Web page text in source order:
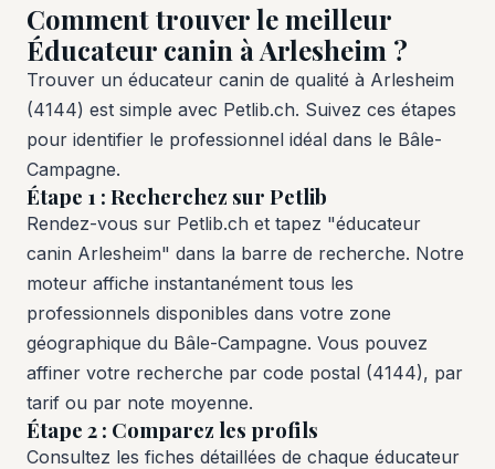
Comment trouver le meilleur
Éducateur canin à Arlesheim ?
Trouver un éducateur canin de qualité à Arlesheim
(4144) est simple avec Petlib.ch. Suivez ces étapes
pour identifier le professionnel idéal dans le Bâle-
Campagne.
Étape 1 : Recherchez sur Petlib
Rendez-vous sur Petlib.ch et tapez "éducateur
canin Arlesheim" dans la barre de recherche. Notre
moteur affiche instantanément tous les
professionnels disponibles dans votre zone
géographique du Bâle-Campagne. Vous pouvez
affiner votre recherche par code postal (4144), par
tarif ou par note moyenne.
Étape 2 : Comparez les profils
Consultez les fiches détaillées de chaque éducateur